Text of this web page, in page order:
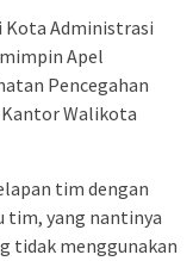
Kota Administrasi
Apel
Pencegahan
Kantor Walikota
tim dengan
tim, yang nantinya
tidak menggunakan